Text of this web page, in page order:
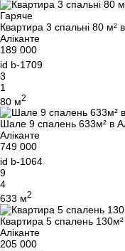
Гаряче
Квартира 3 спальні 80 м²
Аліканте
189 000
id b-1709
3
1
80 м2
Шале 9 спалень 633м² в
Аліканте
749 000
id b-1064
9
4
633 м2
Квартира 5 спалень 130м²
Аліканте
205 000
Ми отримали ваш
запит і відповімо
найближчим часом.
Підписку на
Ми вам
Залиште свої